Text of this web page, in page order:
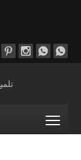
   